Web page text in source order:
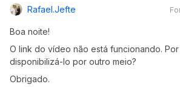
Rafael.jefte
Boa noite!
O link do vídeo não está funcionando.
disponibilizá-lo por outro meio?
Obrigado.